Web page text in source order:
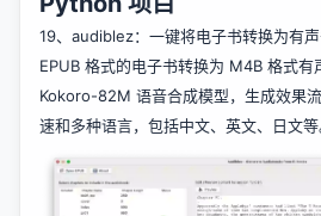
19、 audiblez：一键将电子书转换为有
EPUB 格式的电子书转换为 M4B 格式有
Kokoro-82M 语音合成模型，生成效果
速和多种语言，包括中文、英文、日文等